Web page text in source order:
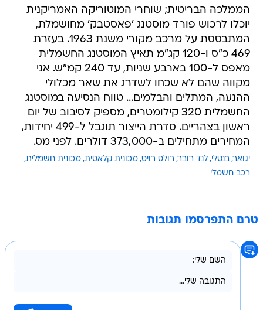
הממלכה הבריטית; שוחרי המוטוריקה האמריקנית
יוכלו לרכוש פורד מוסטנג 'פאסטבק' מחושמלת,
המתבססת על מרכב מקורי משנת 1963. בעזרת
469 כ"ס ו-120 קג"מ תאיץ המוסטנג החשמלית
מאפס ל-100 בארבע שניות, עד 240 קמ"ש. אני
מקווה שהם לא שכחו לשדרג את שאר מכלולי
ההנעה, המתלים והבלמים... טווח הנסיעה במוסטנג
החשמלית 320 קילומטרים, מספיק לסיבוב של יום
ראשון בצהריים. סדרת הייצור תוגבל ל-499 יחידות,
המחירים מתחילים ב-373,000 דולרים. לפני מס.
יגואר בנטלי לנד רובר רולס רויס מכונית קלאסית מכונית חשמלית
רכב חשמלי
טרם התפרסמו תגובות